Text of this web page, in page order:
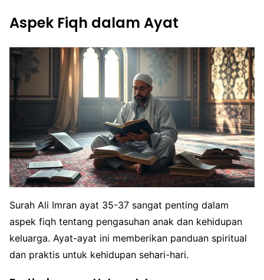
Aspek Fiqh dalam Ayat
Surah Ali Imran ayat 35-37 sangat penting dalam
aspek fiqh tentang pengasuhan anak dan kehidupan
keluarga. Ayat-ayat ini memberikan panduan spiritual
dan praktis untuk kehidupan sehari-hari.